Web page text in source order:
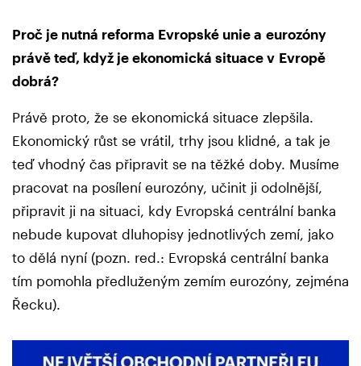
Proč je nutná reforma Evropské unie a eurozóny
právě teď, když je ekonomická situace v Evropě
dobrá?
Právě proto, že se ekonomická situace zlepšila.
Ekonomický růst se vrátil, trhy jsou klidné, a tak je
teď vhodný čas připravit se na těžké doby. Musíme
pracovat na posílení eurozóny, učinit ji odolnější,
připravit ji na situaci, kdy Evropská centrální banka
nebude kupovat dluhopisy jednotlivých zemí, jako
to dělá nyní (pozn. red.: Evropská centrální banka
tím pomohla předluženým zemím eurozóny, zejména
Řecku).